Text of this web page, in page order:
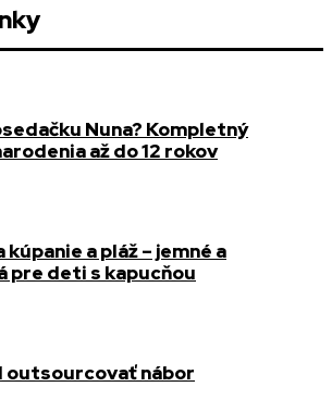
Nuna? Kompletný
až do 12 rokov
a pláž – jemné a
pre deti s kapucňou
outsourcovať nábor